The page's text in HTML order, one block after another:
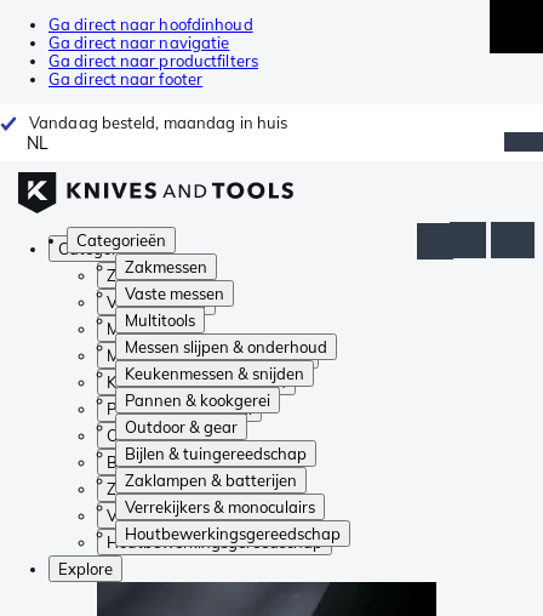
Ga direct naar hoofdinhoud
Ga direct naar navigatie
Ga direct naar productfilters
Ga direct naar footer
Vandaag besteld, maandag in huis
NL
Categorieën
Zakmessen
Vaste messen
Multitools
Messen slijpen & onderhoud
Keukenmessen & snijden
Pannen & kookgerei
Outdoor & gear
Bijlen & tuingereedschap
Zaklampen & batterijen
Verrekijkers & monoculairs
Houtbewerkingsgereedschap
Categorieën
Zakmessen
Vaste messen
Multitools
Messen slijpen & onderhoud
Keukenmessen & snijden
Pannen & kookgerei
Outdoor & gear
Bijlen & tuingereedschap
Zaklampen & batterijen
Verrekijkers & monoculairs
Houtbewerkingsgereedschap
Explore